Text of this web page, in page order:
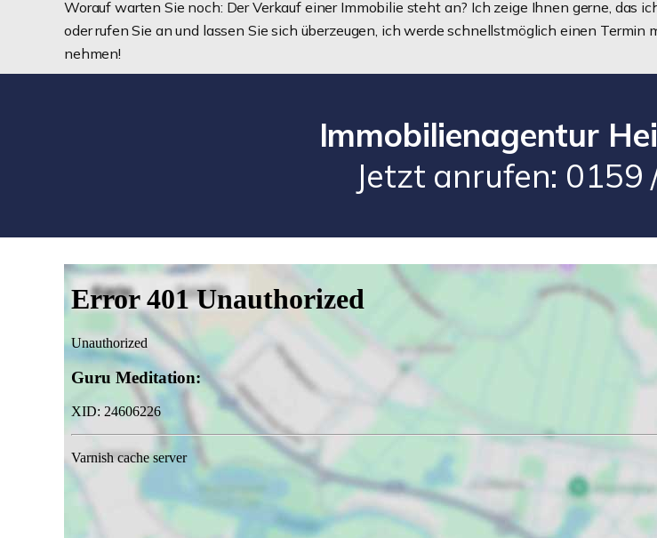
Worauf warten Sie noch: Der Verkauf einer Immobilie steht an? Ich zeige Ihnen gerne, das
oder rufen Sie an und lassen Sie sich überzeugen, ich werde schnellstmöglich einen
nehmen!
Immobilienagentur
Jetzt anrufen: 0159